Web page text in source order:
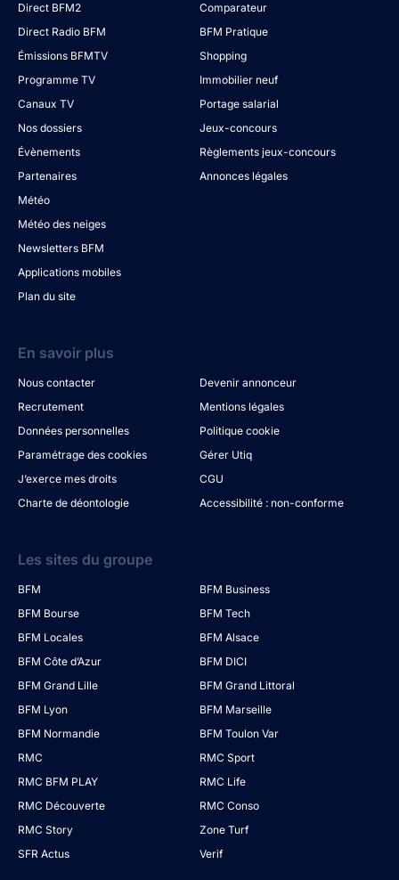
Direct BFM2
Direct Radio BFM
Émissions BFMTV
Programme TV
Canaux TV
Nos dossiers
Évènements
Partenaires
Météo
Météo des neiges
Newsletters BFM
Applications mobiles
Plan du site
Comparateur
BFM Pratique
Shopping
Immobilier neuf
Portage salarial
Jeux-concours
Règlements jeux-concours
Annonces légales
En savoir plus
Nous contacter
Devenir annonceur
Recrutement
Mentions légales
Données personnelles
Politique cookie
Paramétrage des cookies
Gérer Utiq
J’exerce mes droits
CGU
Charte de déontologie
Accessibilité : non-conforme
Les sites du groupe
BFM
BFM Business
BFM Bourse
BFM Tech
BFM Locales
BFM Alsace
BFM Côte d’Azur
BFM DICI
BFM Grand Lille
BFM Grand Littoral
BFM Lyon
BFM Marseille
BFM Normandie
BFM Toulon Var
RMC
RMC Sport
RMC BFM PLAY
RMC Life
RMC Découverte
RMC Conso
RMC Story
Zone Turf
SFR Actus
Verif